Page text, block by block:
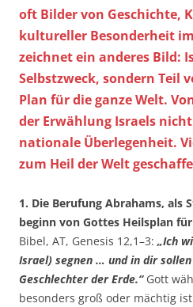
oft Bilder von Geschichte,
kultureller Besonderheit
zeichnet ein anderes Bild:
Selbstzweck, sondern Teil
Plan für die ganze Welt.
der Erwählung Israels
nationale Überlegenheit.
zum Heil der Welt
1. Die Berufung Abrahams, als
beginn von Gottes Heilsplan
Bibel, AT, Genesis 12,1–3: „Ich
Israel) segnen … und in dir
Geschlechter der Erde.“ Gott
besonders groß oder mächtig